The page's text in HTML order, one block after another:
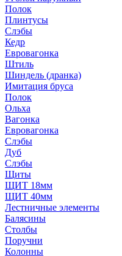
Полок
Плинтусы
Слэбы
Кедр
Евровагонка
Штиль
Шиндель (дранка)
Имитация бруса
Полок
Ольха
Вагонка
Евровагонка
Слэбы
Дуб
Слэбы
Щиты
ЩИТ 18мм
ЩИТ 40мм
Лестничные элементы
Балясины
Столбы
Поручни
Колонны